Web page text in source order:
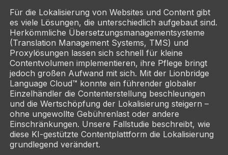
Für die Lokalisierung von Websites und Content gibt
es viele Lösungen, die unterschiedlich aufgebaut sind.
Herkömmliche Übersetzungsmanagementsysteme
(Translation Management Systems, TMS) und
Proxylösungen lassen sich schnell für kleine
Contentvolumen implementieren, ihre Pflege bringt
jedoch großen Aufwand mit sich. Mit der Lionbridge
Language Cloud™ konnte ein führender globaler
Einzelhändler die Contenterstellung beschleunigen
und die Wertschöpfung der Lokalisierung steigern –
ohne ungewollte Gebührenlast oder andere
Einschränkungen. Unsere Fallstudie beschreibt, wie
diese KI-gestützte Contentplattform die Lokalisierung
grundlegend verändert.